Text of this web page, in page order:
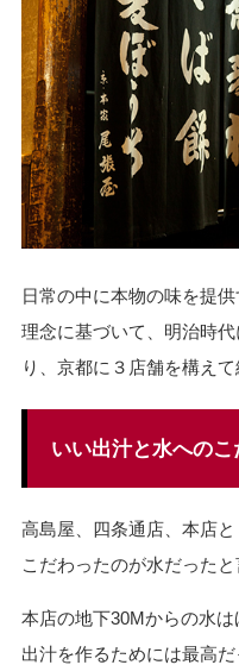
日常の中に本物の味を提
理念に基づいて、明治時
り、京都に３店舗を構え
いい出汁と水へのこ
高島屋、四条通店、本店
こだわったのが水だったと
本店の地下30Mからの水は
出汁を作るためには最高